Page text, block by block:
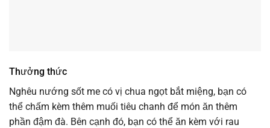
Thưởng thức
Nghêu nướng sốt me có vị chua ngọt bắt miệng, bạn có
thể chấm kèm thêm muối tiêu chanh để món ăn thêm
phần đậm đà. Bên cạnh đó, bạn có thể ăn kèm với rau